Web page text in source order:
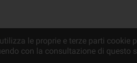
le proprie e terze parti
con la consultazione di